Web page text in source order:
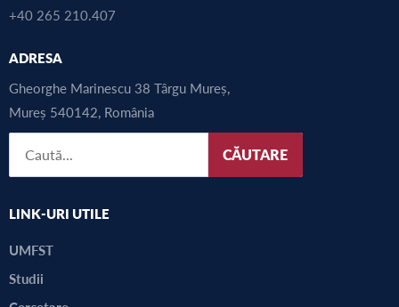
+40 265 210.407
ADRESA
Gheorghe Marinescu 38 Târgu Mureș,
Mureș 540142, România
CĂUTARE
LINK-URI UTILE
UMFST
Studii